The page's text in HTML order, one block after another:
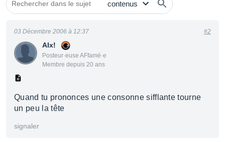
Alx!
Posteur·euse AFfamé·e
Membre depuis 20 ans
03 Décembre 2006 à 12:37 #2
Quand tu prononces une consonne sifflante tourne
un peu la tête
signaler